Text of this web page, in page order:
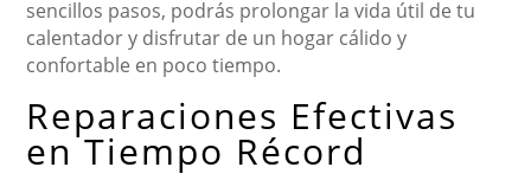
sencillos pasos, podrás prolongar la vida útil de tu
calentador y disfrutar de un hogar cálido y
confortable en poco tiempo.
Reparaciones Efectivas
en Tiempo Récord